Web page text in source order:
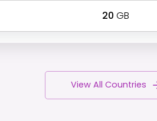
20 GB
View All Countries